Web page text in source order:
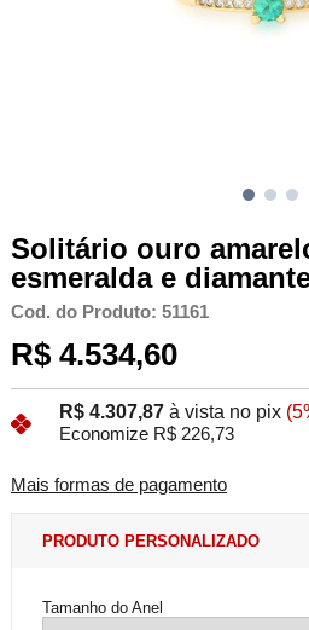
Solitário ouro
esmeralda e
Cod. do Produto: 51161
R$ 4.534,60
R$ 4.307,87 à vista no pix
Economize R$ 226,73
Mais formas de pagamento
PRODUTO PERSONALIZADO
Tamanho do Anel